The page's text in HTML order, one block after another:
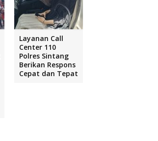
Layanan Call
Center 110
Polres Sintang
Berikan Respons
Cepat dan Tepat